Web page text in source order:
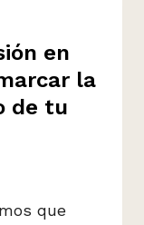
en
la
de tu
que